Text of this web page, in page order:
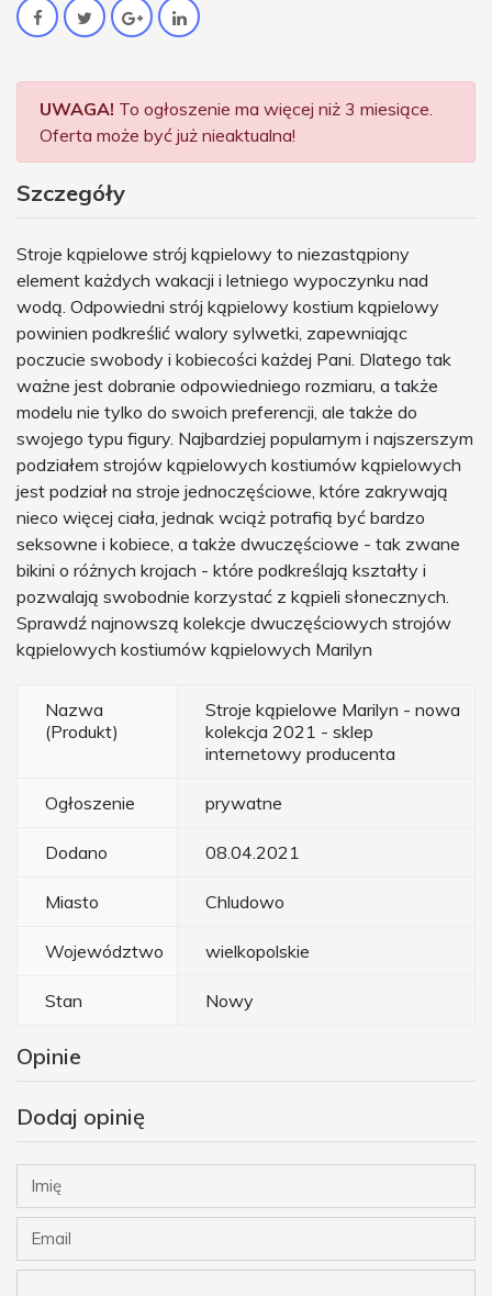
UWAGA! To ogłoszenie ma więcej niż 3 miesiące.
Oferta może być już nieaktualna!
Szczegóły
Stroje kąpielowe strój kąpielowy to niezastąpiony
element każdych wakacji i letniego wypoczynku nad
wodą. Odpowiedni strój kąpielowy kostium kąpielowy
powinien podkreślić walory sylwetki, zapewniając
poczucie swobody i kobiecości każdej Pani. Dlatego tak
ważne jest dobranie odpowiedniego rozmiaru, a także
modelu nie tylko do swoich preferencji, ale także do
swojego typu figury. Najbardziej popularnym i najszerszym
podziałem strojów kąpielowych kostiumów kąpielowych
jest podział na stroje jednoczęściowe, które zakrywają
nieco więcej ciała, jednak wciąż potrafią być bardzo
seksowne i kobiece, a także dwuczęściowe - tak zwane
bikini o różnych krojach - które podkreślają kształty i
pozwalają swobodnie korzystać z kąpieli słonecznych.
Sprawdź najnowszą kolekcje dwuczęściowych strojów
kąpielowych kostiumów kąpielowych Marilyn
Nazwa
(Produkt)
Stroje kąpielowe Marilyn - nowa
kolekcja 2021 - sklep
internetowy producenta
Ogłoszenie prywatne
Dodano 08.04.2021
Miasto Chludowo
Województwo wielkopolskie
Stan Nowy
Opinie
Dodaj opinię